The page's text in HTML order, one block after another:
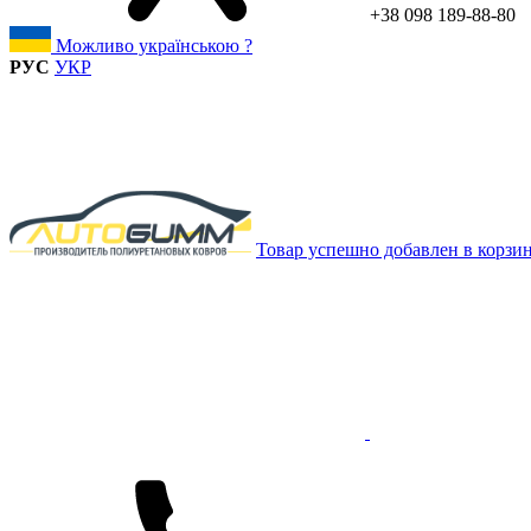
+38 098 189-88-80
Можливо українською ?
РУС УКР
Товар успешно добавлен в